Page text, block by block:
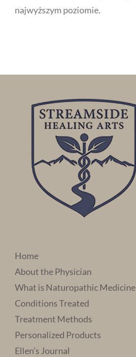
najwyższym poziomie.
Home
About the Physician
What is Naturopathic Medicine
Conditions Treated
Treatment Methods
Personalized Products
Ellen’s Journal